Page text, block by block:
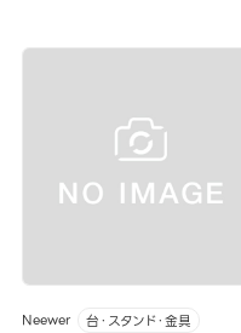
Neewer 台・スタンド・金具